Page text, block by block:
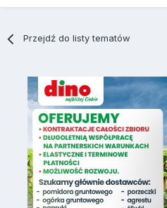
Przejdź do listy tematów